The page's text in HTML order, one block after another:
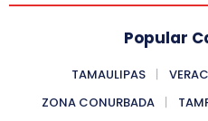
Popular
TAMAULIPAS
ZONA CONURBADA